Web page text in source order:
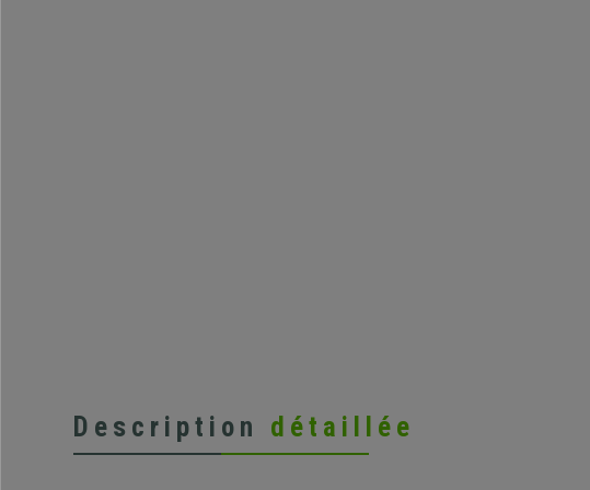
Description détaillée